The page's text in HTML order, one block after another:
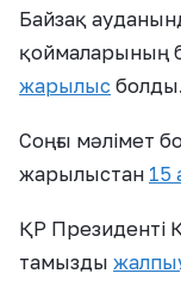
Байзақ
қоймаларының
жарылыс болды.
Соңғы мәлімет
жарылыстан 15
ҚР Президенті
тамызды